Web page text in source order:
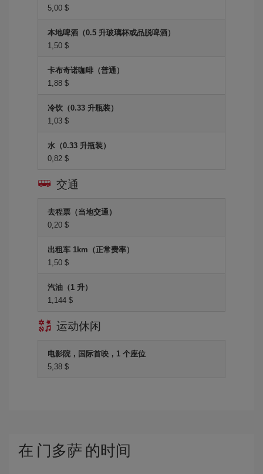
5,00 $
本地啤酒（0.5 升玻璃杯或品脱啤酒）
1,50 $
卡布奇诺咖啡（普通）
1,88 $
冷饮（0.33 升瓶装）
1,03 $
水（0.33 升瓶装）
0,82 $
交通
去程票（当地交通）
0,20 $
出租车 1km（正常费率）
1,50 $
汽油（1 升）
1,144 $
运动休闲
电影院，国际首映，1 个座位
5,38 $
在 门多萨 的时间